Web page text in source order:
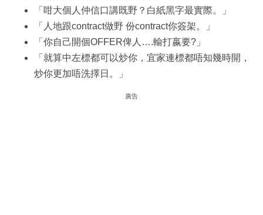
「咁大個人仲信口講既野？白紙黑字最實際。」
「人地跟contract做野 份contract你簽架。」
「你自己開個OFFER俾人….輸打嬴要?」
「就算中左標都可以炒你，宜家連標都唔知幾時開，
炒你更加唔洗擇日。」
廣告